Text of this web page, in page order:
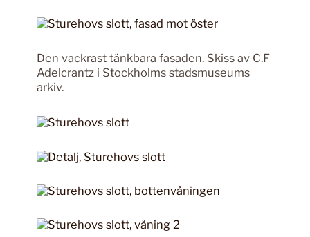
Den vackrast tänkbara fasaden. Skiss av C.F
Adelcrantz i Stockholms stadsmuseums
arkiv.